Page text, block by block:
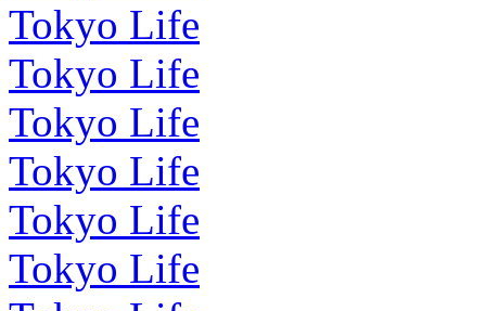
Tokyo Life
Tokyo Life
Tokyo Life
Tokyo Life
Tokyo Life
Tokyo Life